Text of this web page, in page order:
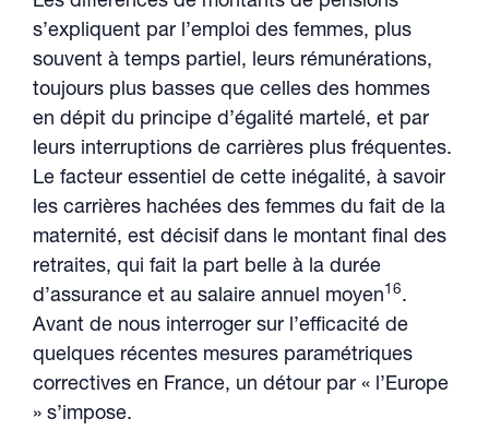
s’expliquent par l’emploi des femmes, plus
souvent à temps partiel, leurs rémunérations,
toujours plus basses que celles des hommes
en dépit du principe d’égalité martelé, et par
leurs interruptions de carrières plus fréquentes.
Le facteur essentiel de cette inégalité, à savoir
les carrières hachées des femmes du fait de la
maternité, est décisif dans le montant final des
retraites, qui fait la part belle à la durée
d’assurance et au salaire annuel moyen16.
Avant de nous interroger sur l’efficacité de
quelques récentes mesures paramétriques
correctives en France, un détour par « l’Europe
» s’impose.